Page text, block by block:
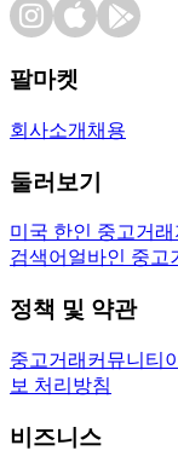
팔마켓
회사소개 채용
둘러보기
미국 한인 중고거래
검색어 얼바인 중고
정책 및 약관
중고거래 커뮤니티
보 처리방침
비즈니스